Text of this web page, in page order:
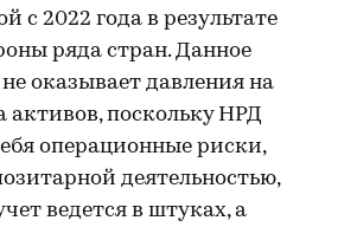
с 2022 года в результате
ряда стран. Данное
не оказывает давления на
активов, поскольку НРД
операционные риски,
деятельностью,
ведется в штуках, а